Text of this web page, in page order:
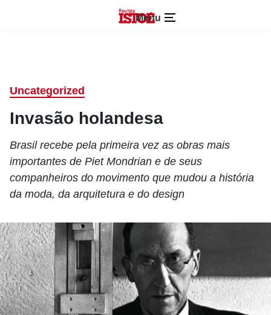
Menu
Uncategorized
Invasão holandesa
Brasil recebe pela primeira vez as obras mais
importantes de Piet Mondrian e de seus
companheiros do movimento que mudou a história
da moda, da arquitetura e do design